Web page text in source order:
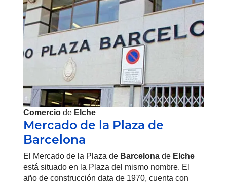
Comercio de Elche
Mercado de la Plaza de
Barcelona
El Mercado de la Plaza de Barcelona de Elche
está situado en la Plaza del mismo nombre. El
año de construcción data de 1970, cuenta con